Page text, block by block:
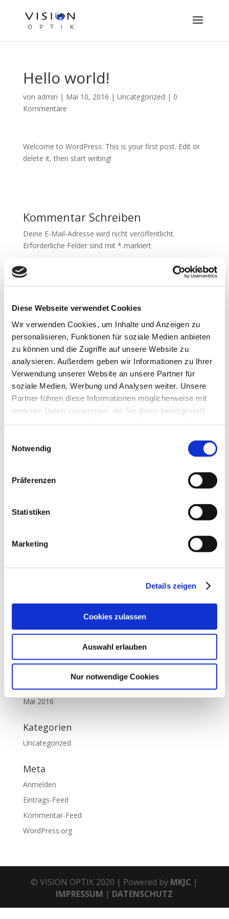
Diese Webseite verwendet Cookies
Wir verwenden Cookies, um Inhalte und Anzeigen zu
personalisieren, Funktionen für soziale Medien anbieten
zu können und die Zugriffe auf unsere Website zu
analysieren. Außerdem geben wir Informationen zu Ihrer
Verwendung unserer Website an unsere Partner für
soziale Medien, Werbung und Analysen weiter. Unsere
Partner führen diese Informationen möglicherweise mit
weiteren Daten zusammen, die Sie ihnen bereitgestellt
Notwendig
Präferenzen
Statistiken
Marketing
Details zeigen
Cookies zulassen
Auswahl erlauben
Nur notwendige Cookies
Hello world!
von admin | Mai 10, 2016 | Uncategorized | 0
Kommentare
Welcome to WordPress. This is your first post. Edit or
delete it, then start writing!
Kommentar Schreiben
Deine E-Mail-Adresse wird nicht veröffentlicht.
Erforderliche Felder sind mit * markiert
Name, E-Mail-Adresse und Website in diesem
Neueste Beiträge
Hello world!
Neueste Kommentare
Archiv
Mai 2016
Kategorien
Uncategorized
Meta
Anmelden
Eintrags-Feed
Kommentar-Feed
WordPress.org
© VISION OPTIK 2020 | Powered by MKJC |
IMPRESSUM | DATENSCHUTZ